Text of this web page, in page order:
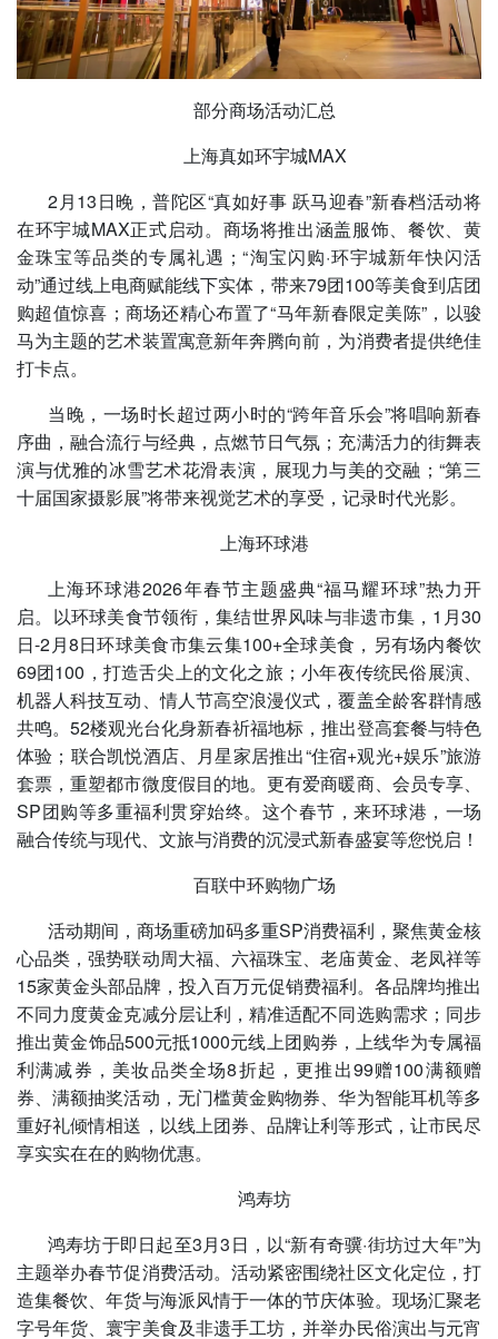
部分商场活动汇总
上海真如环宇城MAX
2月13日晚，普陀区“真如好事 跃马迎春”新春档活动将
在环宇城MAX正式启动。商场将推出涵盖服饰、餐饮、黄
金珠宝等品类的专属礼遇；“淘宝闪购·环宇城新年快闪活
动”通过线上电商赋能线下实体，带来79团100等美食到店团
购超值惊喜；商场还精心布置了“马年新春限定美陈”，以骏
马为主题的艺术装置寓意新年奔腾向前，为消费者提供绝佳
打卡点。
当晚，一场时长超过两小时的“跨年音乐会”将唱响新春
序曲，融合流行与经典，点燃节日气氛；充满活力的街舞表
演与优雅的冰雪艺术花滑表演，展现力与美的交融；“第三
十届国家摄影展”将带来视觉艺术的享受，记录时代光影。
上海环球港
上海环球港2026年春节主题盛典“福马耀环球”热力开
启。以环球美食节领衔，集结世界风味与非遗市集，1月30
日-2月8日环球美食市集云集100+全球美食，另有场内餐饮
69团100，打造舌尖上的文化之旅；小年夜传统民俗展演、
机器人科技互动、情人节高空浪漫仪式，覆盖全龄客群情感
共鸣。52楼观光台化身新春祈福地标，推出登高套餐与特色
体验；联合凯悦酒店、月星家居推出“住宿+观光+娱乐”旅游
套票，重塑都市微度假目的地。更有爱商暖商、会员专享、
SP团购等多重福利贯穿始终。这个春节，来环球港，一场
融合传统与现代、文旅与消费的沉浸式新春盛宴等您悦启！
百联中环购物广场
活动期间，商场重磅加码多重SP消费福利，聚焦黄金核
心品类，强势联动周大福、六福珠宝、老庙黄金、老凤祥等
15家黄金头部品牌，投入百万元促销费福利。各品牌均推出
不同力度黄金克减分层让利，精准适配不同选购需求；同步
推出黄金饰品500元抵1000元线上团购券，上线华为专属福
利满减券，美妆品类全场8折起，更推出99赠100满额赠
券、满额抽奖活动，无门槛黄金购物券、华为智能耳机等多
重好礼倾情相送，以线上团券、品牌让利等形式，让市民尽
享实实在在的购物优惠。
鸿寿坊
鸿寿坊于即日起至3月3日，以“新有奇骥·街坊过大年”为
主题举办春节促消费活动。活动紧密围绕社区文化定位，打
造集餐饮、年货与海派风情于一体的节庆体验。现场汇聚老
字号年货、寰宇美食及非遗手工坊，并举办民俗演出与元宵